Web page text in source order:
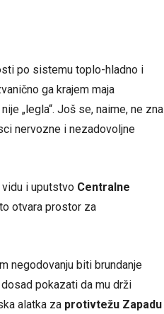
po sistemu toplo-hladno i
ga krajem maja
„legla“. Još se, naime, ne zna
nervozne i nezadovoljne
vidu i uputstvo Centralne
otvara prostor za
negodovanju biti brundanje
pokazati da mu drži
alatka za protivtežu Zapadu